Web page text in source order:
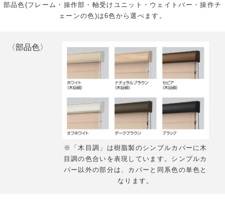
部品色(フレーム・操作部・軸受けユニット・ウェイトバー・操作チ
ェーンの色)は6色から選べます。
〈部品色〉
※「木目調」は樹脂製のシンプルカバーに木
目調の色合いを表現しています。シンプルカ
バー以外の部分は、カバーと同系色の単色と
なります。